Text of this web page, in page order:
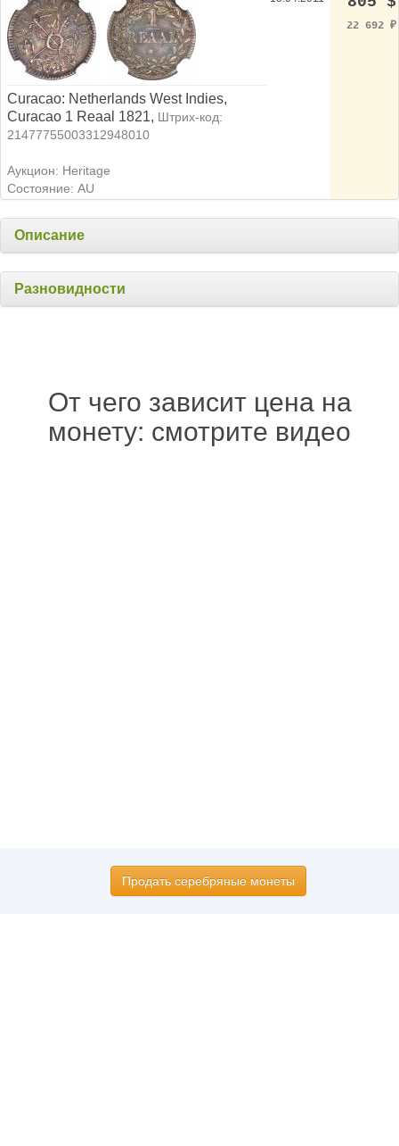
Curacao: Netherlands West Indies,
Curacao 1 Reaal 1821, Штрих-код:
21477755003312948010
Аукцион: Heritage
Состояние: AU
22 692 ₽
Описание
Разновидности
От чего зависит цена на
монету: смотрите видео
Продать серебряные монеты